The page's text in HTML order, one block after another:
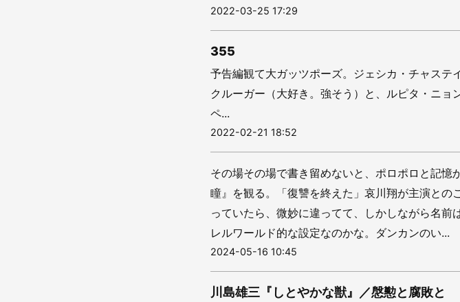
2022-03-25 17:29
355
予告編観て大ガッツポーズ。ジェシカ・チャステ
クルーガー（大好き。強そう）と、ルピタ・ニョ
ペ...
2022-02-21 18:52
その場その場で書き留めないと、ポロポロと記憶
瞳』を観る。「復讐を終えた」哀川翔が主演との
っていたら、微妙に違ってて、しかしながら名前
レルワールド的な設定なのかな。ダンカンのい...
2024-05-16 10:45
川島雄三『しとやかな獣』／慇懃と腐敗と